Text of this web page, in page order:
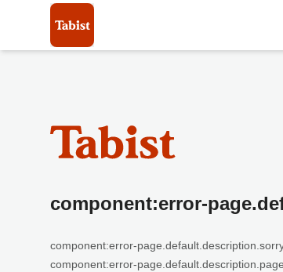
component:error-
component:error-
component:error-